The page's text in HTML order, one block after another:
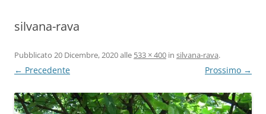
silvana-rava
Pubblicato 20 Dicembre, 2020alle 533 × 400 in silvana-rava.
← Precedente Prossimo →